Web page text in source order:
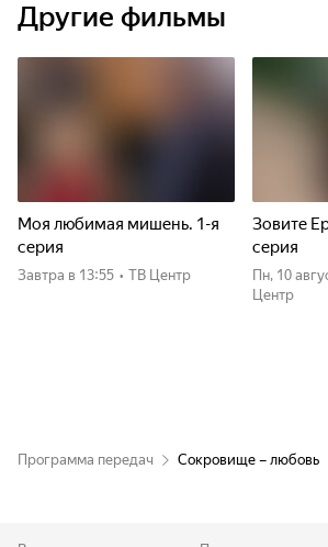
Другие фильмы
Моя любимая мишень. 1-я
серия
Завтра в 13:55 • ТВ Центр
Зовите
серия
пн, 10
Центр
Программа передач Сокровище – любовь